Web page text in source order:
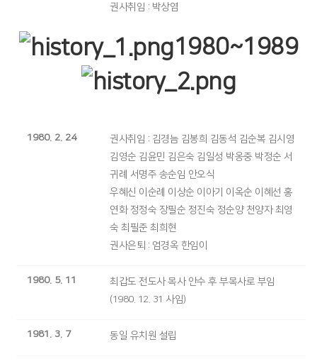
권사취임 : 박상염
1980~1989
1980. 2. 24
권사취임 : 김경늠 김봉희 김동석 김순복 김시영
김영순 김윤민 김은숙 김일성 박옹중 박정순 서
귀례 서명주 송순임 안오식
우혜신 이순례 이상순 이아기 이옥순 이혜선 홍
연화 정정숙 장필순 정진숙 정순양 천양자 최영
숙 최필준 최희현
권사은퇴 : 엄경옥 한임이
1980. 5. 11
최갑도 전도사 목사 안수 후 부목사로 부임
(1980. 12. 31 사임)
1981. 3. 7 동일 유치원 설립